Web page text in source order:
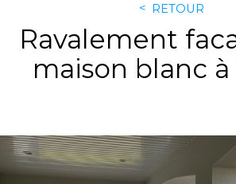
RETOUR
Ravalement
maison blanc à